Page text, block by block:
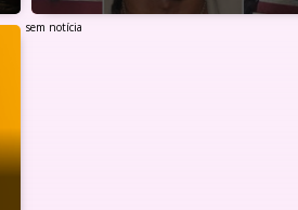
sem notícia